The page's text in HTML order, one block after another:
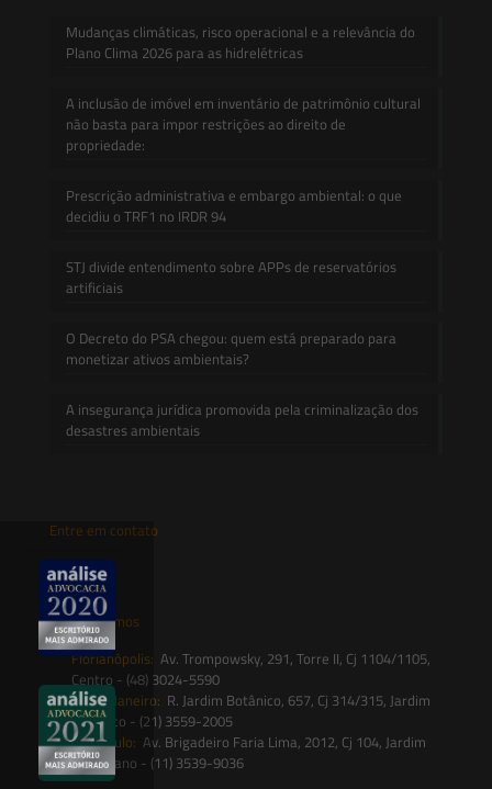
Mudanças climáticas, risco operacional e a relevância do
Plano Clima 2026 para as hidrelétricas
A inclusão de imóvel em inventário de patrimônio cultural
não basta para impor restrições ao direito de
propriedade:
Prescrição administrativa e embargo ambiental: o que
decidiu o TRF1 no IRDR 94
STJ divide entendimento sobre APPs de reservatórios
artificiais
O Decreto do PSA chegou: quem está preparado para
monetizar ativos ambientais?
A insegurança jurídica promovida pela criminalização dos
desastres ambientais
Entre em contato
contato@saesadvogados.com.br
Onde estamos
Florianópolis: Av. Trompowsky, 291, Torre II, Cj 1104/1105,
Centro - (48) 3024-5590
Rio de Janeiro: R. Jardim Botânico, 657, Cj 314/315, Jardim
Botânico - (21) 3559-2005
São Paulo: Av. Brigadeiro Faria Lima, 2012, Cj 104, Jardim
Paulistano - (11) 3539-9036